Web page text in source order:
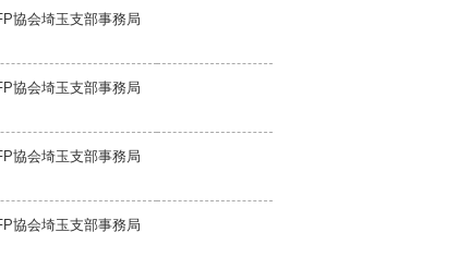
協会埼玉支部事務局
協会埼玉支部事務局
協会埼玉支部事務局
協会埼玉支部事務局